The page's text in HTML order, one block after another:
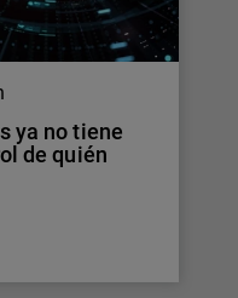
ya no tiene
de quién